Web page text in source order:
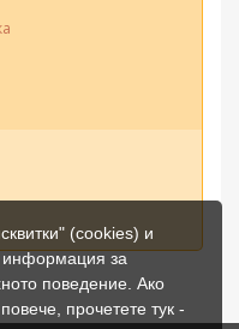
(cookies) и
за
поведение. Ако
прочетете тук -